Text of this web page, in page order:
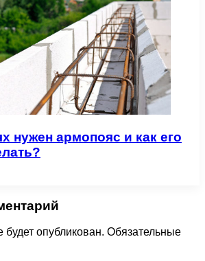
нужен армопояс и как его
опубликован. Обязательные